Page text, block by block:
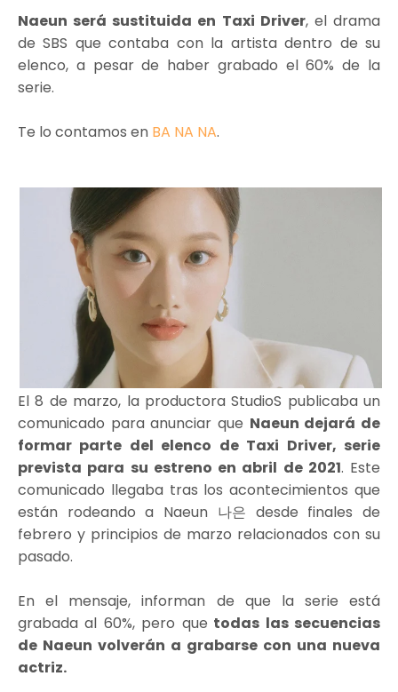
Naeun será sustituida en Taxi Driver, el drama
de SBS que contaba con la artista dentro de su
elenco, a pesar de haber grabado el 60% de la
serie.
Te lo contamos en BA NA NA.
El 8 de marzo, la productora StudioS publicaba un
comunicado para anunciar que Naeun dejará de
formar parte del elenco de Taxi Driver, serie
prevista para su estreno en abril de 2021. Este
comunicado llegaba tras los acontecimientos que
están rodeando a Naeun 나은 desde finales de
febrero y principios de marzo relacionados con su
pasado.
En el mensaje, informan de que la serie está
grabada al 60%, pero que todas las secuencias
de Naeun volverán a grabarse con una nueva
actriz.